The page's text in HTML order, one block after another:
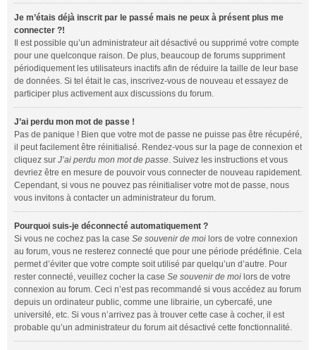
Je m’étais déjà inscrit par le passé mais ne peux à présent plus me
connecter ?!
Il est possible qu’un administrateur ait désactivé ou supprimé votre compte
pour une quelconque raison. De plus, beaucoup de forums suppriment
périodiquement les utilisateurs inactifs afin de réduire la taille de leur base
de données. Si tel était le cas, inscrivez-vous de nouveau et essayez de
participer plus activement aux discussions du forum.
J’ai perdu mon mot de passe !
Pas de panique ! Bien que votre mot de passe ne puisse pas être récupéré,
il peut facilement être réinitialisé. Rendez-vous sur la page de connexion et
cliquez sur J’ai perdu mon mot de passe. Suivez les instructions et vous
devriez être en mesure de pouvoir vous connecter de nouveau rapidement.
Cependant, si vous ne pouvez pas réinitialiser votre mot de passe, nous
vous invitons à contacter un administrateur du forum.
Pourquoi suis-je déconnecté automatiquement ?
Si vous ne cochez pas la case Se souvenir de moi lors de votre connexion
au forum, vous ne resterez connecté que pour une période prédéfinie. Cela
permet d’éviter que votre compte soit utilisé par quelqu’un d’autre. Pour
rester connecté, veuillez cocher la case Se souvenir de moi lors de votre
connexion au forum. Ceci n’est pas recommandé si vous accédez au forum
depuis un ordinateur public, comme une librairie, un cybercafé, une
université, etc. Si vous n’arrivez pas à trouver cette case à cocher, il est
probable qu’un administrateur du forum ait désactivé cette fonctionnalité.